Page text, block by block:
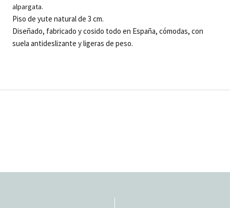
alpargata.
Piso de yute natural de 3 cm.
Diseñado, fabricado y cosido todo en España, cómodas, con
suela antideslizante y ligeras de peso.